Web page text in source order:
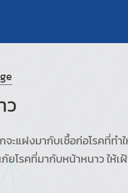
ว
ะแฝงมากับเชื้อก่อโรคที่ทำ
โรคที่มากับหน้าหนาว ให้เฝ้